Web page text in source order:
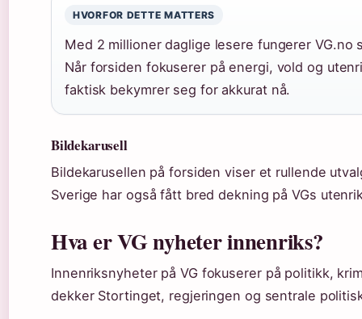
HVORFOR DETTE MATTERS
Med 2 millioner daglige lesere fungerer
Når forsiden fokuserer på energi, vold og
faktisk bekymrer seg for akkurat nå.
Bildekarusell
Bildekarusellen på forsiden viser et rullende
Sverige har også fått bred dekning på VGs
Hva er VG nyheter innenriks?
Innenriksnyheter på VG fokuserer på politikk,
dekker Stortinget, regjeringen og sentrale